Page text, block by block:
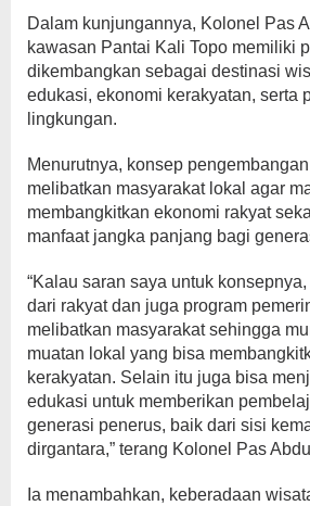
Dalam kunjungannya, Kolonel Pas
kawasan Pantai Kali Topo memiliki
dikembangkan sebagai destinasi
edukasi, ekonomi kerakyatan, serta
lingkungan.
Menurutnya, konsep
melibatkan masyarakat lokal agar
membangkitkan ekonomi rakyat
manfaat jangka panjang bagi
“Kalau saran saya untuk
dari rakyat dan juga program
melibatkan masyarakat sehingga
muatan lokal yang bisa
kerakyatan. Selain itu juga bisa
edukasi untuk memberikan
generasi penerus, baik dari sisi
dirgantara,” terang Kolonel Pas
Ia menambahkan, keberadaan